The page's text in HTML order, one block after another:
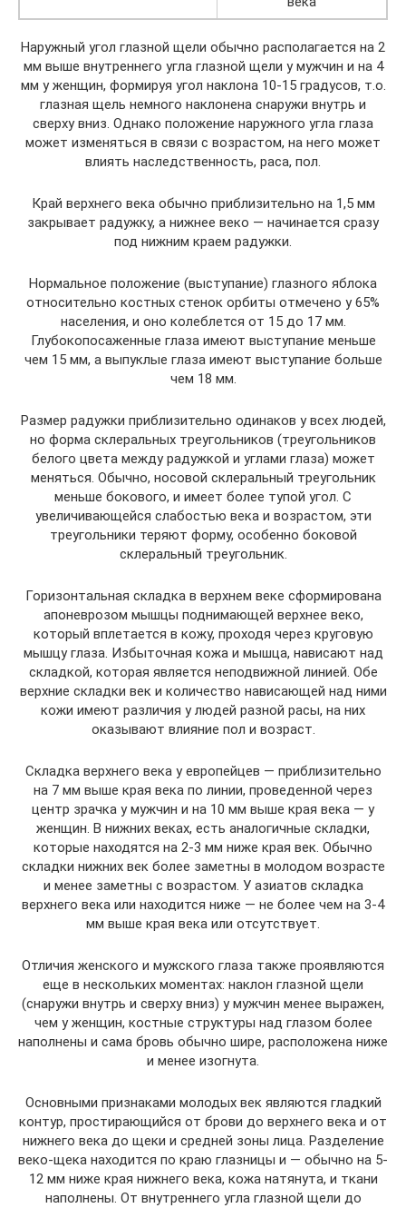
Наружный угол глазной щели обычно располагается на 2
мм выше внутреннего угла глазной щели у мужчин и на 4
мм у женщин, формируя угол наклона 10-15 градусов, т.о.
глазная щель немного наклонена снаружи внутрь и
сверху вниз. Однако положение наружного угла глаза
может изменяться в связи с возрастом, на него может
влиять наследственность, раса, пол.
Край верхнего века обычно приблизительно на 1,5 мм
закрывает радужку, а нижнее веко — начинается сразу
под нижним краем радужки.
Нормальное положение (выступание) глазного яблока
относительно костных стенок орбиты отмечено у 65%
населения, и оно колеблется от 15 до 17 мм.
Глубокопосаженные глаза имеют выступание меньше
чем 15 мм, а выпуклые глаза имеют выступание больше
чем 18 мм.
Размер радужки приблизительно одинаков у всех людей,
но форма склеральных треугольников (треугольников
белого цвета между радужкой и углами глаза) может
меняться. Обычно, носовой склеральный треугольник
меньше бокового, и имеет более тупой угол. С
увеличивающейся слабостью века и возрастом, эти
треугольники теряют форму, особенно боковой
склеральный треугольник.
Горизонтальная складка в верхнем веке сформирована
апоневрозом мышцы поднимающей верхнее веко,
который вплетается в кожу, проходя через круговую
мышцу глаза. Избыточная кожа и мышца, нависают над
складкой, которая является неподвижной линией. Обе
верхние складки век и количество нависающей над ними
кожи имеют различия у людей разной расы, на них
оказывают влияние пол и возраст.
Складка верхнего века у европейцев — приблизительно
на 7 мм выше края века по линии, проведенной через
центр зрачка у мужчин и на 10 мм выше края века — у
женщин. В нижних веках, есть аналогичные складки,
которые находятся на 2-3 мм ниже края век. Обычно
складки нижних век более заметны в молодом возрасте
и менее заметны с возрастом. У азиатов складка
верхнего века или находится ниже — не более чем на 3-4
мм выше края века или отсутствует.
Отличия женского и мужского глаза также проявляются
еще в нескольких моментах: наклон глазной щели
(снаружи внутрь и сверху вниз) у мужчин менее выражен,
чем у женщин, костные структуры над глазом более
наполнены и сама бровь обычно шире, расположена ниже
и менее изогнута.
Основными признаками молодых век являются гладкий
контур, простирающийся от брови до верхнего века и от
нижнего века до щеки и средней зоны лица. Разделение
веко-щека находится по краю глазницы и — обычно на 5-
12 мм ниже края нижнего века, кожа натянута, и ткани
наполнены. От внутреннего угла глазной щели до